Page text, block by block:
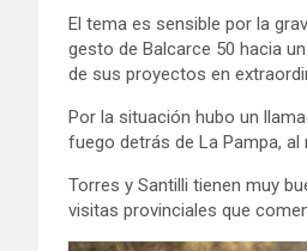
El tema es sensible por la
gesto de Balcarce 50 hacia
de sus proyectos en
Por la situación hubo un
fuego detrás de La Pampa, al
Torres y Santilli tienen muy
visitas provinciales que